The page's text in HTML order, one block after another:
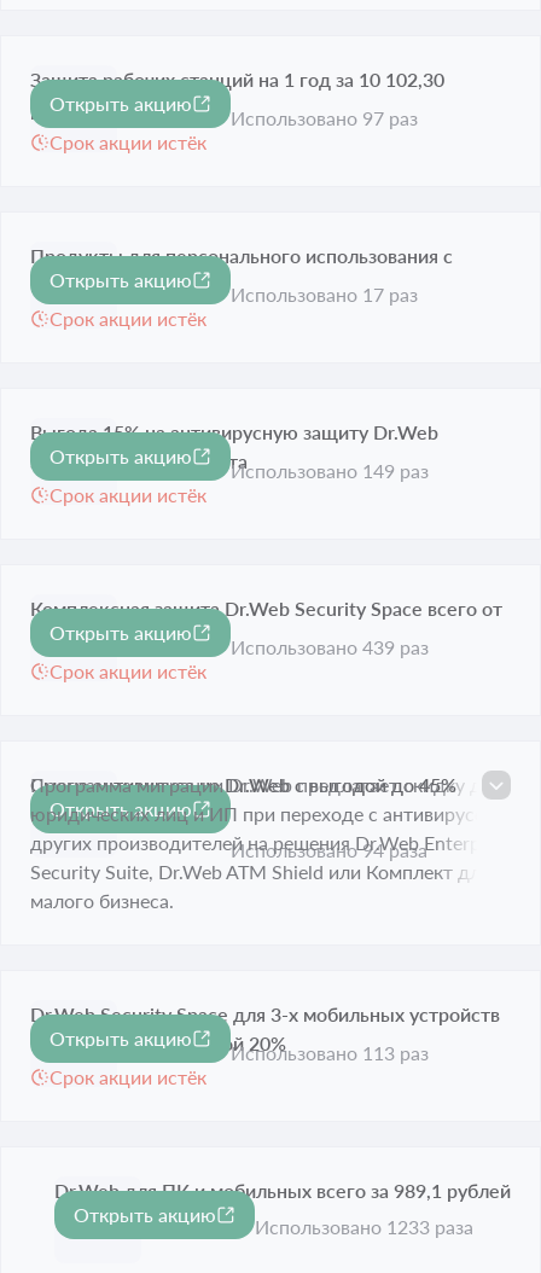
Защита рабочих станций на 1 год за 10 102,30
рублей
Срок акции истёк
Открыть акцию
Использовано 97 раз
-20%
Продукты для персонального использования с
выгодой до -20%
Срок акции истёк
Открыть акцию
Использовано 17 раз
-15%
Выгода 15% на антивирусную защиту Dr.Web
Security Space к 8 марта
Срок акции истёк
Открыть акцию
Использовано 149 раз
Комплексная защита Dr.Web Security Space всего от
1499 рублей
Срок акции истёк
Открыть акцию
Использовано 439 раз
Смена антивируса на Dr.Web с выгодой до 45%
Срок акции истёк
Программа миграции Dr.Web предлагает скидку для
юридических лиц и ИП при переходе с антивирусов
других производителей на решения Dr.Web Enterprise
Security Suite, Dr.Web ATM Shield или Комплект для
малого бизнеса.
Открыть акцию
Использовано 94 раза
-20%
Dr.Web Security Space для 3-х мобильных устройств
на 24 месяца с выгодой 20%
Срок акции истёк
Открыть акцию
Использовано 113 раз
Dr.Web для ПК и мобильных всего за 989,1 рублей
Срок акции истёк
Открыть акцию
Использовано 1233 раза